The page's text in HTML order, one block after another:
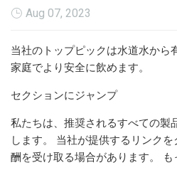
Aug 07, 2023
当社のトップピックは水道水から
家庭でより安全に飲めます。
セクションにジャンプ
私たちは、推奨されるすべての製
します。 当社が提供するリンク
酬を受け取る場合があります。 も